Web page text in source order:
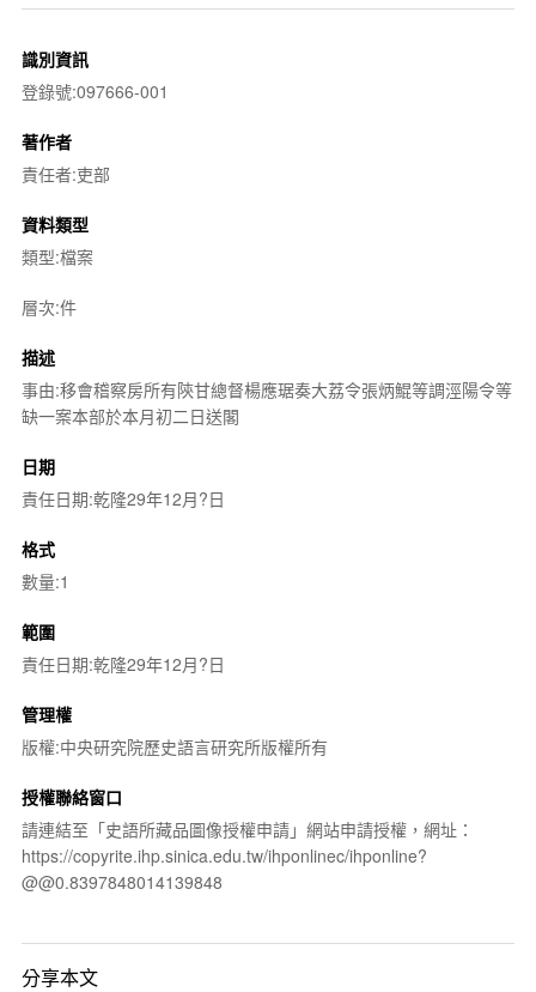
識別資訊
登錄號:097666-001
著作者
責任者:吏部
資料類型
類型:檔案
層次:件
描述
事由:移會稽察房所有陝甘總督楊應琚奏大荔令張炳鯤等調涇陽令等
缺一案本部於本月初二日送閣
日期
責任日期:乾隆29年12月?日
格式
數量:1
範圍
責任日期:乾隆29年12月?日
管理權
版權:中央研究院歷史語言研究所版權所有
授權聯絡窗口
請連結至「史語所藏品圖像授權申請」網站申請授權，網址：
https://copyrite.ihp.sinica.edu.tw/ihponlinec/ihponline?
@@0.8397848014139848
分享本文